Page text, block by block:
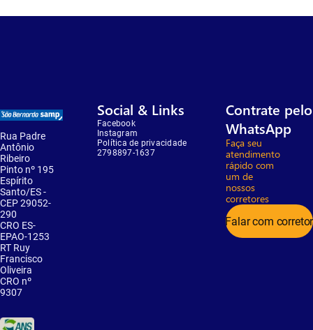
Rua Padre
Antônio
Ribeiro
Pinto nº 195
Espírito
Santo/ES -
CEP 29052-
290
CRO ES-
EPAO-1253
RT Ruy
Francisco
Oliveira
CRO nº
9307
Social & Links
Facebook
Instagram
Política de privacidade
2798897-1637
Contrate pelo
WhatsApp
Faça seu
atendimento
rápido com
um de
nossos
corretores
Falar com corretor